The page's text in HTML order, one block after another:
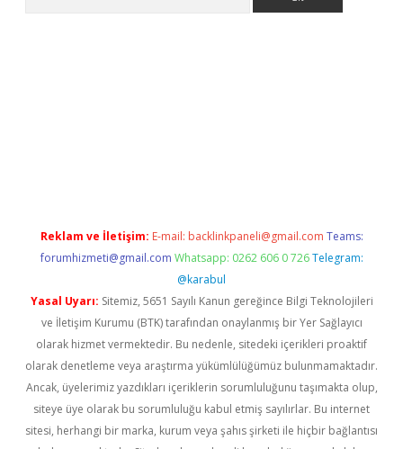
Reklam ve İletişim: E-mail: backlinkpaneli@gmail.com Teams:
forumhizmeti@gmail.com Whatsapp: 0262 606 0 726 Telegram:
@karabul
Yasal Uyarı: Sitemiz, 5651 Sayılı Kanun gereğince Bilgi Teknolojileri
ve İletişim Kurumu (BTK) tarafından onaylanmış bir Yer Sağlayıcı
olarak hizmet vermektedir. Bu nedenle, sitedeki içerikleri proaktif
olarak denetleme veya araştırma yükümlülüğümüz bulunmamaktadır.
Ancak, üyelerimiz yazdıkları içeriklerin sorumluluğunu taşımakta olup,
siteye üye olarak bu sorumluluğu kabul etmiş sayılırlar. Bu internet
sitesi, herhangi bir marka, kurum veya şahıs şirketi ile hiçbir bağlantısı